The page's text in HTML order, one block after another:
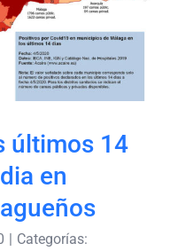
media en
últimos 14
en
| Categorías: